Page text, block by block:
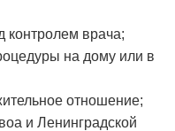
контролем врача;
на дому или в
отношение;
и Ленинградской